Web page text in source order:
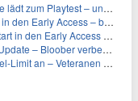
– und erscheint schon bald!
Access – bald gehts los!
ab heute im feudalen Japan
verbessert Grafik und Performance
können endlich weiter aufsteigen